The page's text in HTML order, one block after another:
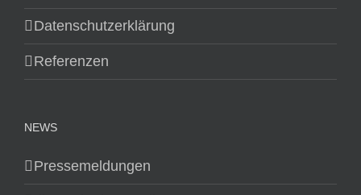
Datenschutzerklärung
Referenzen
NEWS
Pressemeldungen